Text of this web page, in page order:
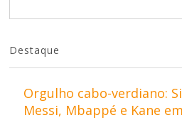
Destaque
Orgulho cabo-verdiano:
Messi, Mbappé e Kane